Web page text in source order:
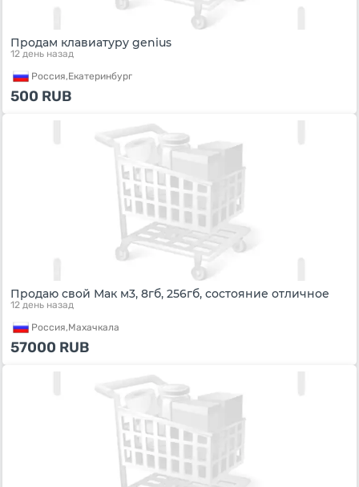
Продам клавиатуру genius
12 день назад
Россия,Екатеринбург
500 RUB
Продаю свой Мак м3, 8гб, 256гб, состояние отличное
12 день назад
Россия,Махачкала
57000 RUB